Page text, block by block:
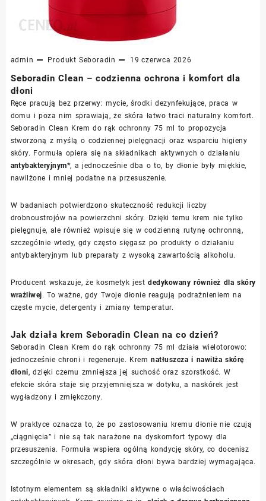
admin Produkt Seboradin 19 czerwca 2026
Seboradin Clean – codzienna ochrona i komfort dla
dłoni
Ręce pracują bez przerwy: mycie, środki dezynfekujące, praca w
domu i poza nim sprawiają, że skóra łatwo traci naturalny komfort.
Seboradin Clean Krem do rąk ochronny 75 ml to propozycja
stworzoną z myślą o codziennej pielęgnacji oraz wsparciu higieny
skóry. Formuła opiera się na składnikach aktywnych o działaniu
antybakteryjnym*, a jednocześnie dba o to, by dłonie były miękkie,
nawilżone i mniej podatne na przesuszenie.
W badaniach potwierdzono skuteczność redukcji liczby
drobnoustrojów na powierzchni skóry. Dzięki temu krem nie tylko
pielęgnuje, ale również wpisuje się w codzienną rutynę ochronną,
szczególnie wtedy, gdy często sięgasz po produkty o działaniu
antybakteryjnym lub preparaty z wysoką zawartością alkoholu.
Producent wskazuje, że kosmetyk jestdedykowany również dla skóry
wrażliwej. To ważne, gdy Twoje dłonie reagują podrażnieniem na
częste mycie, detergenty i zmiany temperatur.
Jak działa krem Seboradin Clean na co dzień?
Seboradin Clean Krem do rąk ochronny 75 ml działa wielotorowo:
jednocześnie chroni i regeneruje. Kremnatłuszcza i nawilża skórę
dłoni, dzięki czemu zmniejsza jej suchość oraz szorstkość. W
efekcie skóra staje się przyjemniejsza w dotyku, a naskórek jest
wygładzony i zmiękczony.
W praktyce oznacza to, że po zastosowaniu kremu dłonie nie czują
„ciągnięcia” i nie są tak narażone na dyskomfort typowy dla
przesuszenia. Formuła wspiera ogólną kondycję skóry, co docenisz
szczególnie w okresach, gdy skóra dłoni bywa bardziej wymagająca.
Istotnym elementem są składniki aktywne o właściwościach